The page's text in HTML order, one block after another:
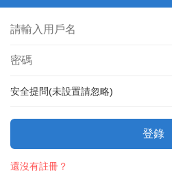
安全提問(未設置請忽略)
登錄
還沒有註冊？